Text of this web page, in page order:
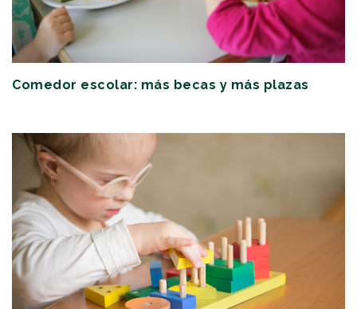
Comedor escolar: más becas y más plazas